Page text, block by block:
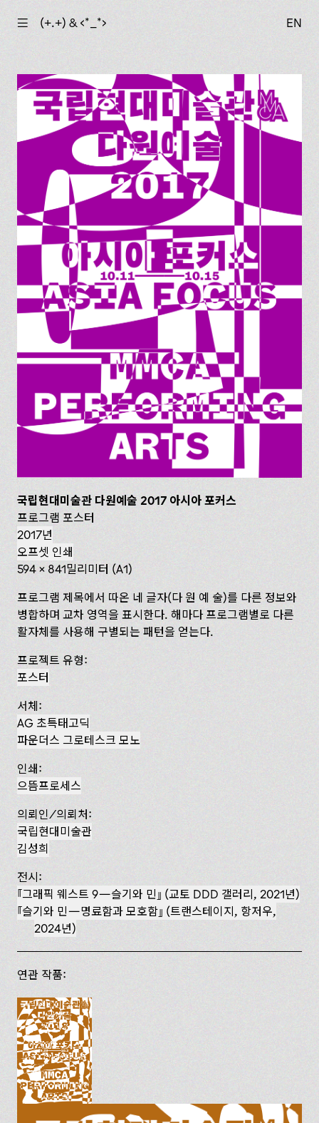
☰ (+.+) & ‹*_*› EN
국립현대미술관 다원예술 2017 아시아 포커스
프로그램 포스터
2017년
오프셋 인쇄
594 x 841밀리미터 (A1)
프로그램 제목에서 따온 네 글자(다 원 예 술)를 다른 정보와
병합하며 교차 영역을 표시한다. 해마다 프로그램별로 다른
활자체를 사용해 구별되는 패턴을 얻는다.
프로젝트 유형:
포스터
서체:
AG 초특태고딕
파운더스 그로테스크 모노
인쇄:
으뜸프로세스
의뢰인/의뢰처:
국립현대미술관
김성희
전시:
『그래픽 웨스트 9—슬기와 민』 (교토 DDD 갤러리, 2021년)
슬기와 민—명료함과 모호함 (트랜스테이지, 항저우,
2024년)
연관 작품: